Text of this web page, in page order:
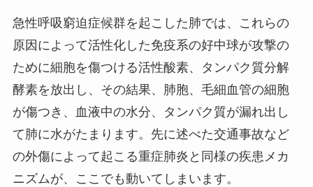
急性呼吸窮迫症候群を起こした肺では、これらの
原因によって活性化した免疫系の好中球が攻撃の
ために細胞を傷つける活性酸素、タンパク質分解
酵素を放出し、その結果、肺胞、毛細血管の細胞
が傷つき、血液中の水分、タンパク質が漏れ出し
て肺に水がたまります。先に述べた交通事故など
の外傷によって起こる重症肺炎と同様の疾患メカ
ニズムが、ここでも動いてしまいます。